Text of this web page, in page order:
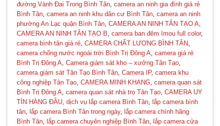
đường Vành Đai Trong Bình Tân,camera an ninh gia đình giá rẻ
Bình Tân,camera an ninh khu dân cư Bình Tân,camera an ninh
phường An Lạc quận Bình Tân,CAMERA AN NINH TÂN TẠO A,
CAMERA AN NINH TÂN TẠO B,camera ban đêm Imou full color,
camera bình tân giá rẻ,CAMERA CHẤT LƯỢNG BÌNH TÂN,
camera chống nước ngoài trời Bình Trị Đông A,camera giá rẻ
Bình Trị Đông A,Camera giám sát kho – xưởng Tân Tạo,
camera giám sát Tân Tạo Bình Tân,Camera IP,camera khu
công nghiệp Tân Tạo,CAMERA MINH KHANG,camera quan sát
Bình Trị Đông A,camera quan sát nhà trọ Tân Tạo,CAMERA UY
TÍN HÀNG ĐẦU,dịch vụ lắp camera Bình Tân, lắp camera bình
tân, lắp camera Bình Tân trong ngày, lắp camera chính hãng
Bình Tân, lắp camera chuyên nghiệp Bình Tân, lắp camera cửa